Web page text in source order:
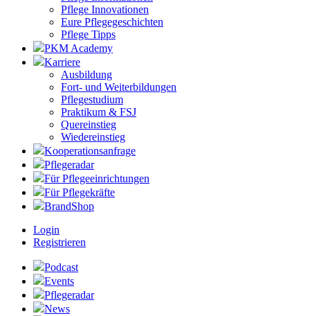
Pflege Innovationen
Eure Pflegegeschichten
Pflege Tipps
PKM Academy
Karriere
Ausbildung
Fort- und Weiterbildungen
Pflegestudium
Praktikum & FSJ
Quereinstieg
Wiedereinstieg
Kooperationsanfrage
Pflegeradar
Für Pflegeeinrichtungen
Für Pflegekräfte
BrandShop
Login
Registrieren
Podcast
Events
Pflegeradar
News